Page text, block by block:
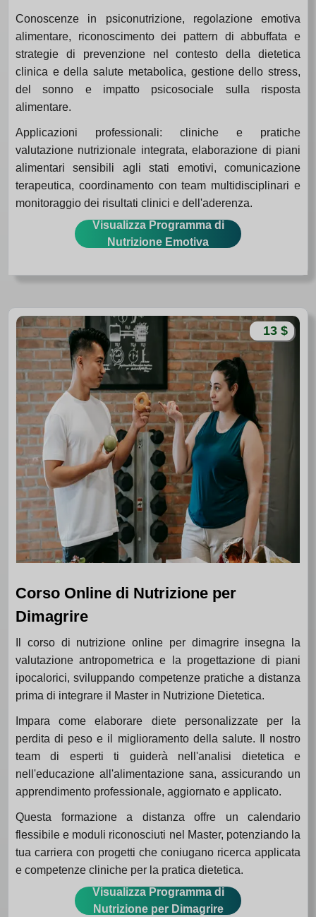
Conoscenze in psiconutrizione, regolazione emotiva
alimentare, riconoscimento dei pattern di abbuffata e
strategie di prevenzione nel contesto della dietetica
clinica e della salute metabolica, gestione dello stress,
del sonno e impatto psicosociale sulla risposta
alimentare.
Applicazioni professionali: cliniche e pratiche
valutazione nutrizionale integrata, elaborazione di piani
alimentari sensibili agli stati emotivi, comunicazione
terapeutica, coordinamento con team multidisciplinari e
monitoraggio dei risultati clinici e dell'aderenza.
Visualizza Programma di
Nutrizione Emotiva
Corso Online di Nutrizione per
Dimagrire
13 $
Il corso di nutrizione online per dimagrire insegna la
valutazione antropometrica e la progettazione di piani
ipocalorici, sviluppando competenze pratiche a distanza
prima di integrare il Master in Nutrizione Dietetica.
Impara come elaborare diete personalizzate per la
perdita di peso e il miglioramento della salute. Il nostro
team di esperti ti guiderà nell'analisi dietetica e
nell'educazione all'alimentazione sana, assicurando un
apprendimento professionale, aggiornato e applicato.
Questa formazione a distanza offre un calendario
flessibile e moduli riconosciuti nel Master, potenziando la
tua carriera con progetti che coniugano ricerca applicata
e competenze cliniche per la pratica dietetica.
Visualizza Programma di
Nutrizione per Dimagrire